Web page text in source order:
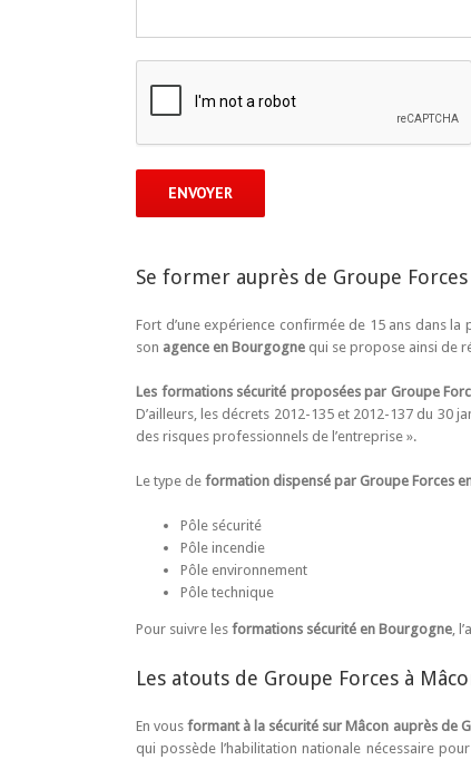
Se former auprès de Groupe
Fort d’une expérience confirmée de 15 ans dans
son agence en Bourgogne qui se propose ainsi de
Les formations sécurité proposées par Groupe
D’ailleurs, les décrets 2012-135 et 2012-137 du 30
des risques professionnels de l’entreprise ».
Le type de formation dispensé par Groupe Forces
Pôle sécurité
Pôle incendie
Pôle environnement
Pôle technique
Pour suivre les formations sécurité en Bourgogne ,
Les atouts de Groupe Forces à
En vousformant à la sécurité sur Mâcon auprès de
qui possède l’habilitation nationale nécessaire